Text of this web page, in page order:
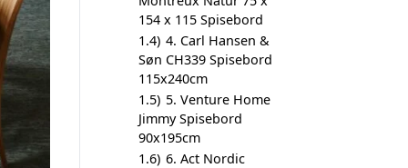
154 x 115 Spisebord
1.4) 4. Carl Hansen &
Søn CH339 Spisebord
115x240cm
1.5) 5. Venture Home
Jimmy Spisebord
90x195cm
1.6) 6. Act Nordic